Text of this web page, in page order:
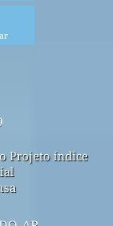
Projeto índice